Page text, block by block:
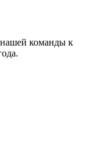
нашей команды к